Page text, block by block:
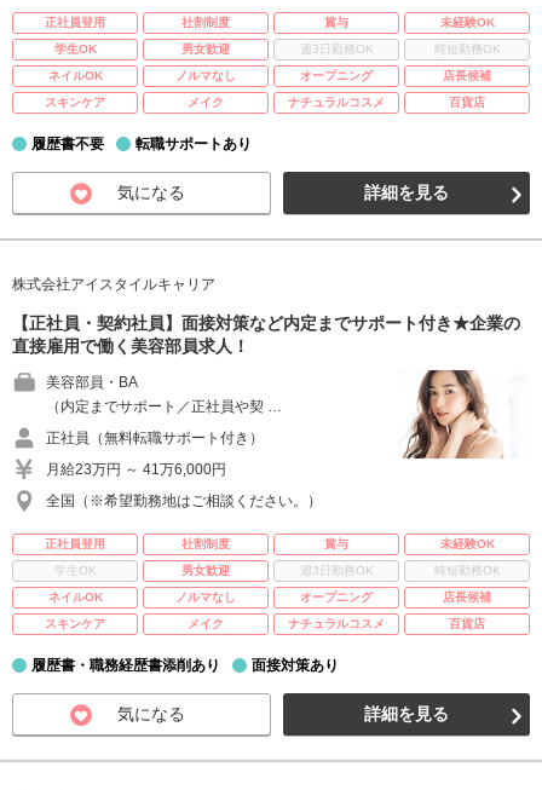
正社員登用 社割制度 賞与
未経験OK
学生OK
男女歓迎 週3日勤務OK
時短勤務OK
ネイルOK
ノルマなし オープニング
店長候補
スキンケア
メイク ナチュラルコスメ 百貨店
履歴書不要 転職サポートあり
気になる 詳細を見る
株式会社アイスタイルキャリア
【正社員・契約社員】面接対策など内定までサポート付き★企業の
直接雇用で働く美容部員求人！
美容部員・BA
（内定までサポート／正社員や契 …
正社員（無料転職サポート付き）
月給23万円 ～ 41万6,000円
全国（※希望勤務地はご相談ください。）
正社員登用 社割制度 賞与
未経験OK
学生OK
男女歓迎 週3日勤務OK
時短勤務OK
ネイルOK
ノルマなし オープニング
店長候補
スキンケア
メイク ナチュラルコスメ 百貨店
履歴書・職務経歴書添削あり 面接対策あり
気になる 詳細を見る